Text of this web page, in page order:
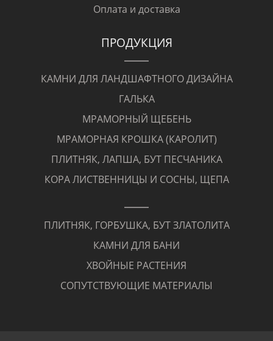
Оплата и доставка
ПРОДУКЦИЯ
КАМНИ ДЛЯ ЛАНДШАФТНОГО ДИЗАЙНА
ГАЛЬКА
МРАМОРНЫЙ ЩЕБЕНЬ
МРАМОРНАЯ КРОШКА (КАРОЛИТ)
ПЛИТНЯК, ЛАПША, БУТ ПЕСЧАНИКА
КОРА ЛИСТВЕННИЦЫ И СОСНЫ, ЩЕПА
ПЛИТНЯК, ГОРБУШКА, БУТ ЗЛАТОЛИТА
КАМНИ ДЛЯ БАНИ
ХВОЙНЫЕ РАСТЕНИЯ
СОПУТСТВУЮЩИЕ МАТЕРИАЛЫ